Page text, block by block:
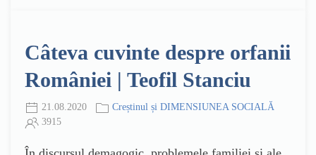
Câteva cuvinte despre orfanii
României | Teofil Stanciu
21.08.2020
Creștinul și DIMENSIUNEA SOCIALĂ
3915